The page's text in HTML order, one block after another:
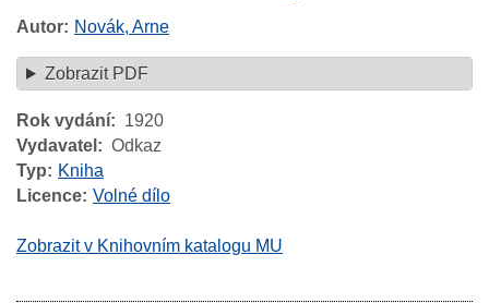
Autor Novák, Arne
Zobrazit PDF
Rok vydání
1920
Vydavatel
Odkaz
Typ
Kniha
Licence Volné dílo
Zobrazit v Knihovním katalogu MU